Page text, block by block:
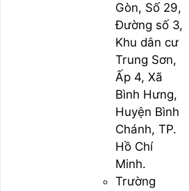
Gòn, Số 29,
Đường số 3,
Khu dân cư
Trung Sơn,
Ấp 4, Xã
Bình Hưng,
Huyện Bình
Chánh, TP.
Hồ Chí
Minh.
Trường